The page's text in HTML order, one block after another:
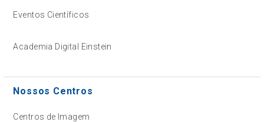
Eventos Científicos
Academia Digital Einstein
Nossos Centros
Centros de Imagem